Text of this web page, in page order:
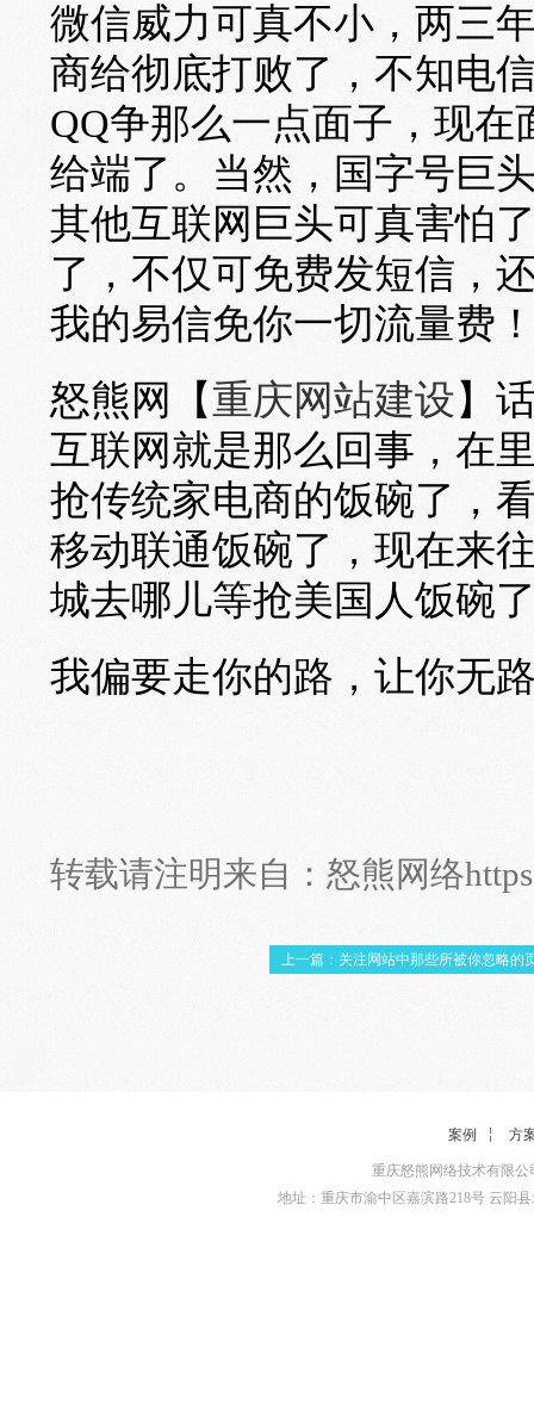
微信威力可真不小，两三
商给彻底打败了，不知电
QQ争那么一点面子，现
给端了。当然，国字号巨
其他互联网巨头可真害怕
了，不仅可免费发短信，
我的易信免你一切流量费
怒熊网【重庆网站建设】
互联网就是那么回事，在
抢传统家电商的饭碗了，
移动联通饭碗了，现在来
城去哪儿等抢美国人饭碗
我偏要走你的路，让你无
转载请注明来自： 怒熊网络
上一篇：关注网站中那些所被你忽略的
案例 方
重庆怒熊网络技术有限
地址：重庆市渝中区嘉滨路218号 云阳